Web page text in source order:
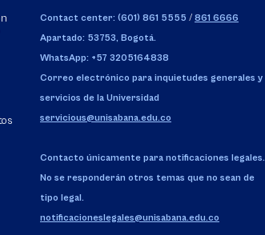
Contact center: (601) 861 5555 / 861 6666
Apartado: 53753, Bogotá.
WhatsApp: +57 3205164838
Correo electrónico para inquietudes generales y
servicios de la Universidad
servicious@unisabana.edu.co
Contacto únicamente para notificaciones legales.
No se responderán otros temas que no sean de
tipo legal.
notificacioneslegales@unisabana.edu.co